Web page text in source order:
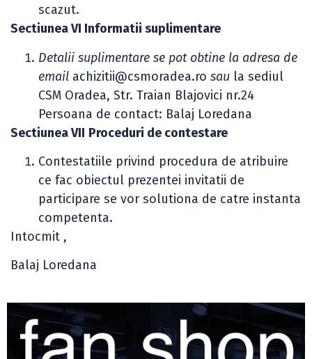
scazut.
Sectiunea VI Informatii suplimentare
Detalii suplimentare se pot obtine la adresa de
email achizitii@csmoradea.ro sau la sediul
CSM Oradea, Str. Traian Blajovici nr.24
Persoana de contact: Balaj Loredana
Sectiunea VII Proceduri de contestare
Contestatiile privind procedura de atribuire
ce fac obiectul prezentei invitatii de
participare se vor solutiona de catre instanta
competenta.
Intocmit ,
Balaj Loredana